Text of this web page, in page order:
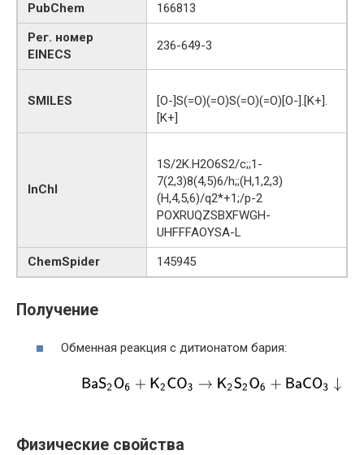
PubChem
166813
Рег. номер
EINECS
236-649-3
SMILES
[O-]S(=O)(=O)S(=O)(=O)[O-].[K+].
[K+]
InChI
1S/2K.H2O6S2/c;;1-
7(2,3)8(4,5)6/h;;(H,1,2,3)
(H,4,5,6)/q2*+1;/p-2
POXRUQZSBXFWGH-
UHFFFAOYSA-L
ChemSpider
145945
Получение
Обменная реакция с дитионатом бария:
Физические свойства